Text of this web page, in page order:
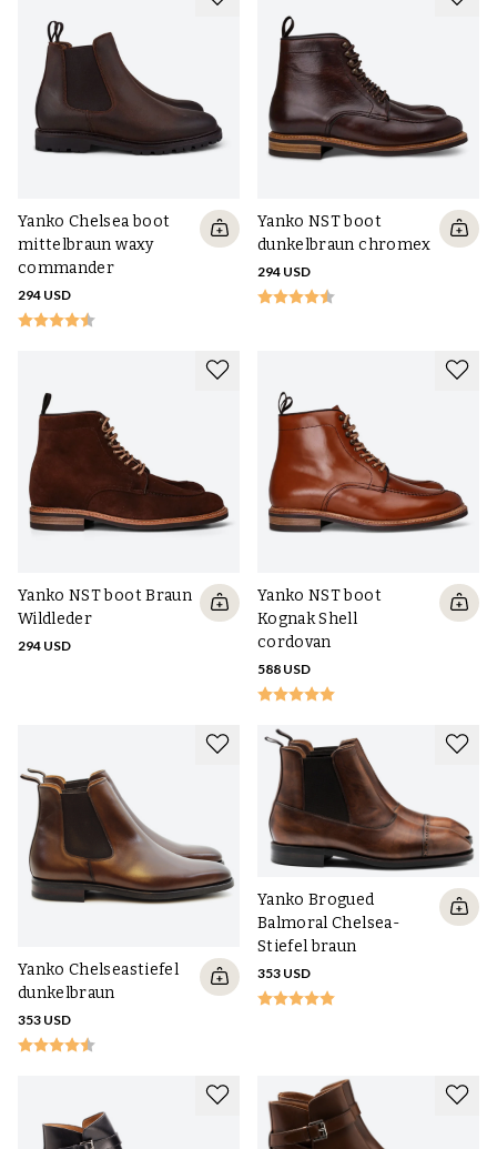
Yanko Chelsea boot
mittelbraun waxy
commander
294 USD
Yanko NST boot
dunkelbraun chromex
294 USD
Yanko NST boot Braun
Wildleder
294 USD
Yanko NST boot
Kognak Shell
cordovan
588 USD
Yanko Chelseastiefel
dunkelbraun
353 USD
Yanko Brogued
Balmoral Chelsea-
Stiefel braun
353 USD